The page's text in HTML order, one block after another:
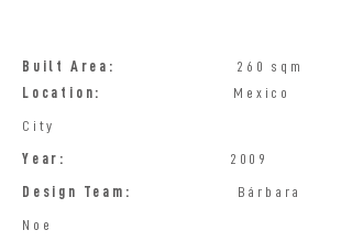
Built Area: 260 sqm
Location: Mexico
City
Year: 2009
Design Team: Bárbara
Noe